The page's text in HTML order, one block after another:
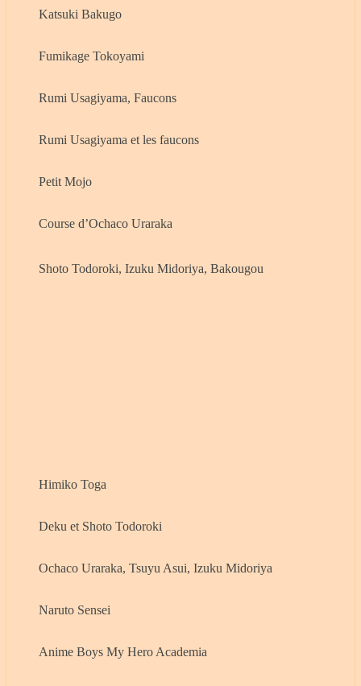
Katsuki Bakugo
Fumikage Tokoyami
Rumi Usagiyama, Faucons
Rumi Usagiyama et les faucons
Petit Mojo
Course d’Ochaco Uraraka
Shoto Todoroki, Izuku Midoriya, Bakougou
Himiko Toga
Deku et Shoto Todoroki
Ochaco Uraraka, Tsuyu Asui, Izuku Midoriya
Naruto Sensei
Anime Boys My Hero Academia